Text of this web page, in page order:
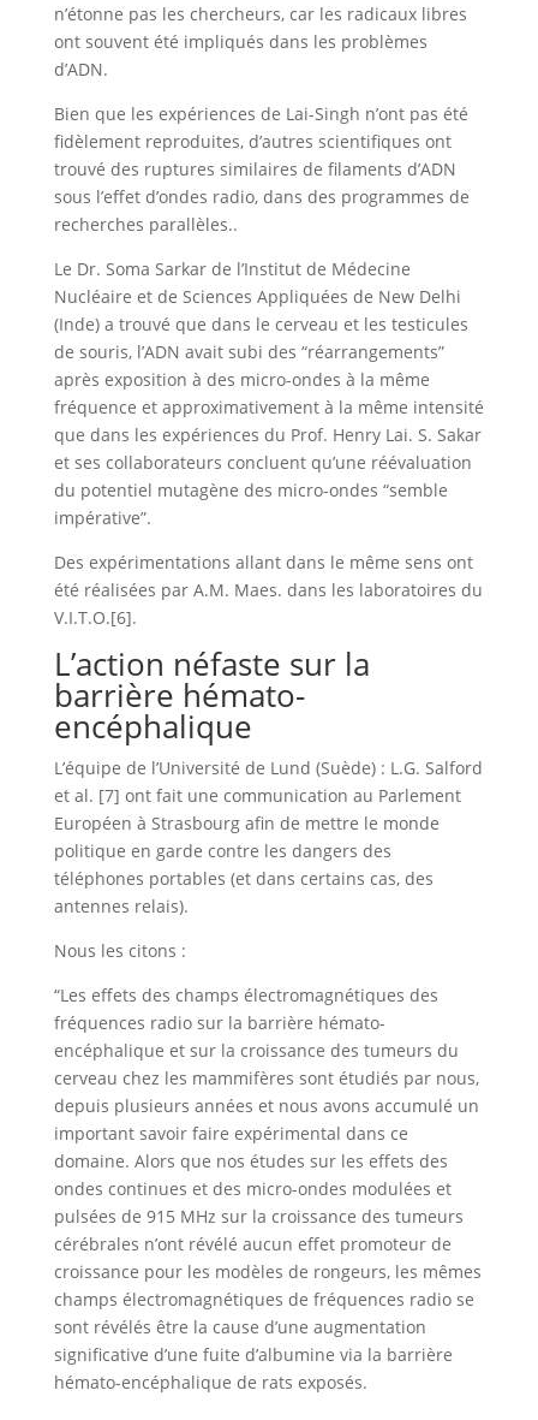
n’étonne pas les chercheurs, car les radicaux libres
ont souvent été impliqués dans les problèmes
d’ADN.
Bien que les expériences de Lai-Singh n’ont pas été
fidèlement reproduites, d’autres scientifiques ont
trouvé des ruptures similaires de filaments d’ADN
sous l’effet d’ondes radio, dans des programmes de
recherches parallèles..
Le Dr. Soma Sarkar de l’Institut de Médecine
Nucléaire et de Sciences Appliquées de New Delhi
(Inde) a trouvé que dans le cerveau et les testicules
de souris, l’ADN avait subi des “réarrangements”
après exposition à des micro-ondes à la même
fréquence et approximativement à la même intensité
que dans les expériences du Prof. Henry Lai. S. Sakar
et ses collaborateurs concluent qu’une réévaluation
du potentiel mutagène des micro-ondes “semble
impérative”.
Des expérimentations allant dans le même sens ont
été réalisées par A.M. Maes. dans les laboratoires du
V.I.T.O.[6].
L’action néfaste sur la
barrière hémato-
encéphalique
L’équipe de l’Université de Lund (Suède) : L.G. Salford
et al. [7] ont fait une communication au Parlement
Européen à Strasbourg afin de mettre le monde
politique en garde contre les dangers des
téléphones portables (et dans certains cas, des
antennes relais).
Nous les citons :
“Les effets des champs électromagnétiques des
fréquences radio sur la barrière hémato-
encéphalique et sur la croissance des tumeurs du
cerveau chez les mammifères sont étudiés par nous,
depuis plusieurs années et nous avons accumulé un
important savoir faire expérimental dans ce
domaine. Alors que nos études sur les effets des
ondes continues et des micro-ondes modulées et
pulsées de 915 MHz sur la croissance des tumeurs
cérébrales n’ont révélé aucun effet promoteur de
croissance pour les modèles de rongeurs, les mêmes
champs électromagnétiques de fréquences radio se
sont révélés être la cause d’une augmentation
significative d’une fuite d’albumine via la barrière
hémato-encéphalique de rats exposés.